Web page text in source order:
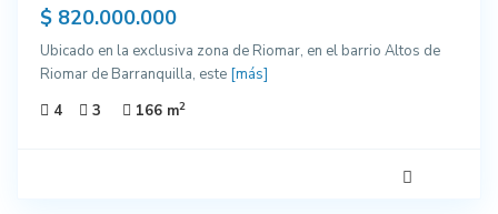
$ 820.000.000
Ubicado en la exclusiva zona de Riomar, en el barrio Altos de
Riomar de Barranquilla, este [más]
4
3 166 m2